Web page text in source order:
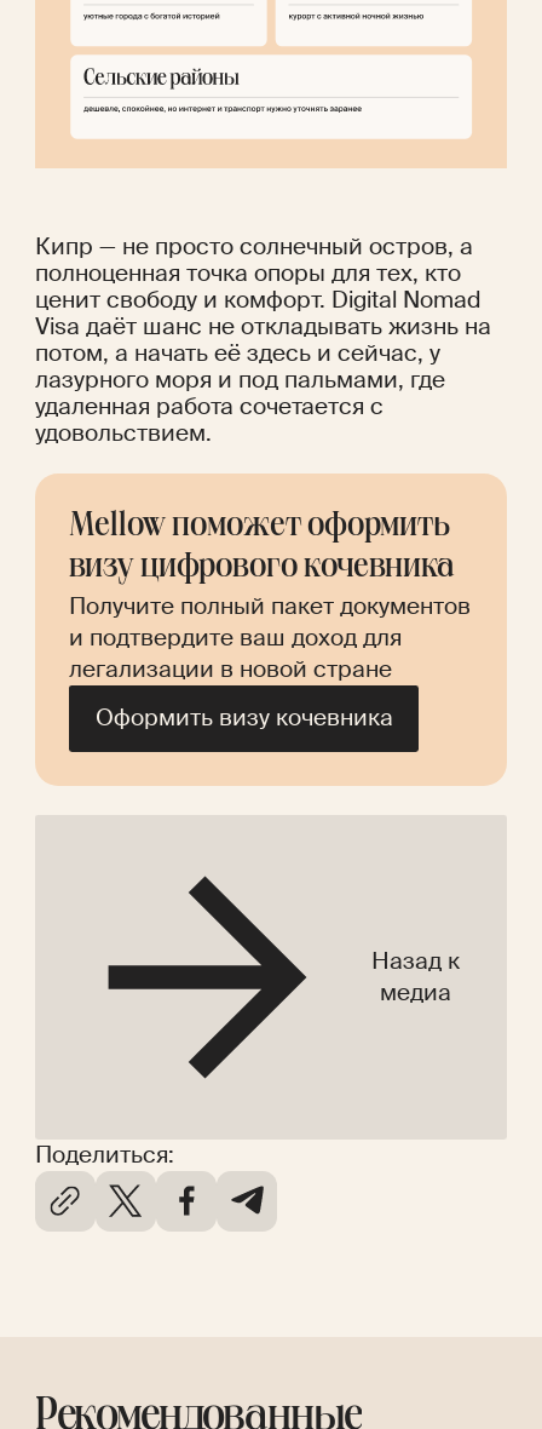
Поделиться:
Кипр — не просто солнечный остров, а
полноценная точка опоры для тех, кто
ценит свободу и комфорт. Digital Nomad
Visa даёт шанс не откладывать жизнь на
потом, а начать её здесь и сейчас, у
лазурного моря и под пальмами, где
удаленная работа сочетается с
удовольствием.
Mellow поможет оформить
визу цифрового кочевника
Получите полный пакет документов
и подтвердите ваш доход для
легализации в новой стране
Оформить визу кочевника
Назад к
медиа